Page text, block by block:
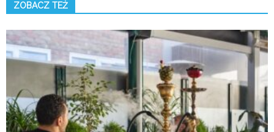
ZOBACZ TEŻ